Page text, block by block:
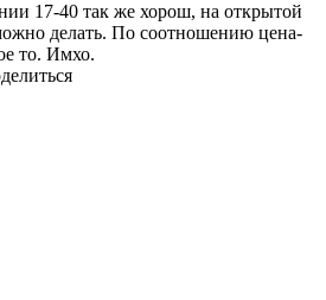
17-40 так же хорош, на открытой
делать. По соотношению цена-
то. Имхо.